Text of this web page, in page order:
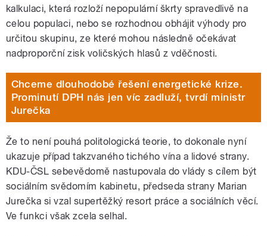
kalkulaci, která rozloží nepopulární škrty spravedlivě na
celou populaci, nebo se rozhodnou obhájit výhody pro
určitou skupinu, ze které mohou následně očekávat
nadproporční zisk voličských hlasů z vděčnosti.
Chceme dlouhodobé řešení energetické krize.
Prominutí DPH nás jen víc zadluží, tvrdí ministr
Jurečka
Že to není pouhá politologická teorie, to dokonale nyní
ukazuje případ takzvaného tichého vína a lidové strany.
KDU-ČSL sebevědomě nastupovala do vlády s cílem být
sociálním svědomím kabinetu, předseda strany Marian
Jurečka si vzal supertěžký resort práce a sociálních věcí.
Ve funkci však zcela selhal.